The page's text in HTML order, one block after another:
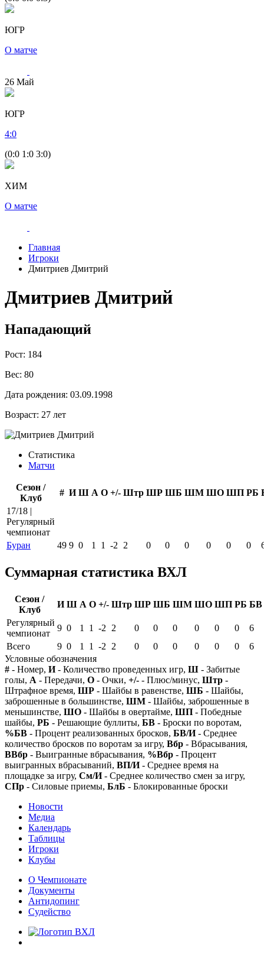
ЮГР
О матче
26 Май
ЮГР
4:0
(0:0 1:0 3:0)
ХИМ
О матче
Главная
Игроки
Дмитриев Дмитрий
Дмитриев Дмитрий
Нападающий
Рост: 184
Вес: 80
Дата рождения: 03.09.1998
Возраст: 27 лет
Статистика
Матчи
Сезон /
Клуб
# И Ш А О +/- Штр ШР ШБ ШМ ШО ШП РБ
17/18 |
Регулярный
чемпионат
Буран
49 9 0 1 1 -2 2 0 0 0 0 0 0
Суммарная статистика ВХЛ
Сезон /
Клуб
И Ш А О +/- Штр ШР ШБ ШМ ШО ШП РБ БВ
Регулярный
чемпионат
9 0 1 1 -2 2 0 0 0 0 0 0
6
Всего
9 0 1 1 -2 2 0 0 0 0 0 0
6
Условные обозначения
# - Номер, И- Количество проведенных игр, Ш - Забитые
голы, А - Передачи, О - Очки, +/- - Плюс/минус, Штр -
Штрафное время, ШР - Шайбы в равенстве, ШБ - Шайбы,
заброшенные в большинстве, ШМ - Шайбы, заброшенные в
меньшинстве, ШО - Шайбы в овертайме, ШП - Победные
шайбы, РБ - Решающие буллиты, БВ - Броски по воротам,
%БВ - Процент реализованных бросков, БВ/И- Среднее
количество бросков по воротам за игру, Вбр - Вбрасывания,
ВВбр - Выигранные вбрасывания, %Вбр - Процент
выигранных вбрасываний, ВП/И- Среднее время на
площадке за игру, См/И- Среднее количество смен за игру,
СПр - Силовые приемы, БлБ - Блокированные броски
Новости
Медиа
Календарь
Таблицы
Игроки
Клубы
О Чемпионате
Документы
Антидопинг
Судейство